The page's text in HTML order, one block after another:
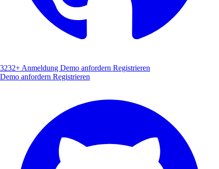
3232+ Anmeldung Demo anfordern Registrieren
Demo anfordern Registrieren